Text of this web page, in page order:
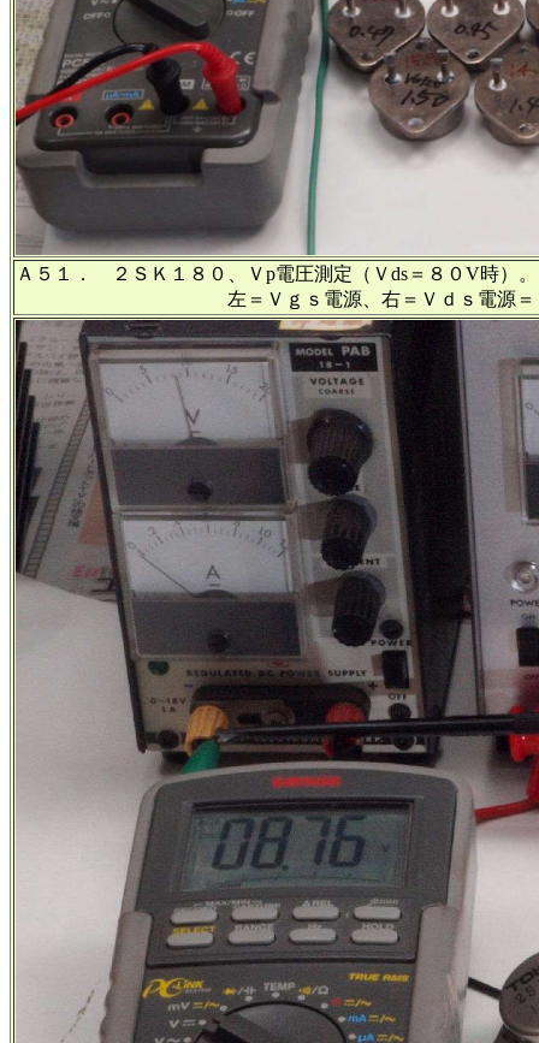
Ａ５１． ２ＳＫ１８０、Ｖp電圧測定（Ｖds＝８０V時）。
左＝Ｖｇｓ電源、右＝Ｖｄｓ電源＝８０Ｖ固